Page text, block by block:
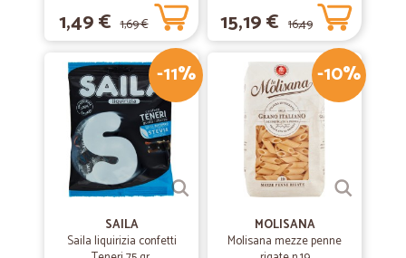
1,49 € 1,69 € 15,19 € 16,49
€
-11%
SAILA
Saila liquirizia confetti
-10%
MOLISANA
Molisana mezze penne